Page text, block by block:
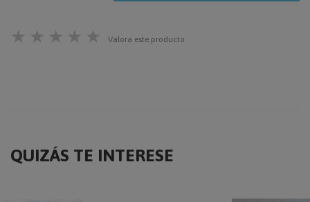
★ ★ ★ ★ ★ Valora este producto
QUIZÁS TE INTERESE